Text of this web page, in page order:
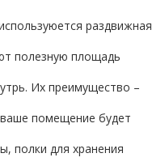
раздвижная
полезную площадь
Их преимущество –
помещение будет
полки для хранения